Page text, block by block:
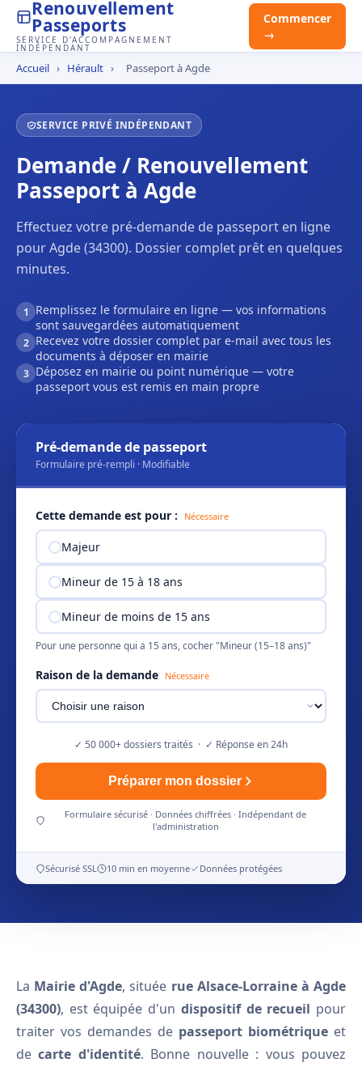
Renouvellement
Passeports
SERVICE D'ACCOMPAGNEMENT
INDÉPENDANT
Commencer
→
Accueil › Hérault › Passeport à Agde
SERVICE PRIVÉ INDÉPENDANT
Demande / Renouvellement
Passeport à Agde
Effectuez votre pré-demande de passeport en ligne
pour Agde (34300). Dossier complet prêt en quelques
minutes.
1
Remplissez le formulaire en ligne — vos informations
sont sauvegardées automatiquement
2 Recevez votre dossier complet par e-mail avec tous les
documents à déposer en mairie
3 Déposez en mairie ou point numérique — votre
passeport vous est remis en main propre
Pré-demande de passeport
Formulaire pré-rempli · Modifiable
Cette demande est pour : Nécessaire
Majeur
Mineur de 15 à 18 ans
Mineur de moins de 15 ans
Pour une personne qui a 15 ans, cocher "Mineur (15–18 ans)"
Raison de la demande Nécessaire
✓ 50 000+ dossiers traités · ✓ Réponse en 24h
Préparer mon dossier
Formulaire sécurisé · Données chiffrées · Indépendant de
l'administration
Sécurisé SSL 10 min en moyenne Données protégées
La Mairie d'Agde, située rue Alsace-Lorraine à Agde
(34300), est équipée d'un dispositif de recueil pour
traiter vos demandes de passeport biométrique et
decarte d'identité. Bonne nouvelle : vous pouvez